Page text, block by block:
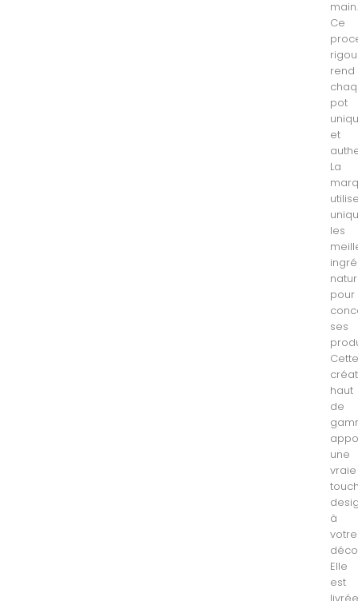
main.
Ce
rend
pot
et
La
les
pour
ses
haut
de
une
vraie
à
votre
Elle
est